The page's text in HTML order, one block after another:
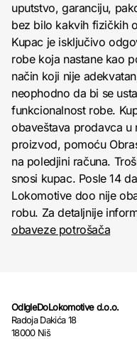
uputstvo, garanciju,
bez bilo kakvih fizičkih
Kupac je isključivo
robe koja nastane kao
način koji nije
neophodno da bi se
funkcionalnost robe.
obaveštava prodavca u
proizvod, pomoću
na poledjini računa.
snosi kupac. Posle 14
Lokomotive doo nije
robu. Za detaljnije
obaveze potrošača
OdIgleDoLokomotive d.o.o.
Radoja Dakića 18
18000 Niš